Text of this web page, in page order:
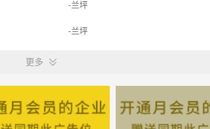
-兰坪
-兰坪
-云南兰坪
更多